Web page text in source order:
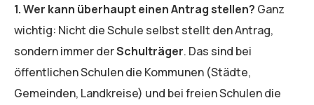
1. Wer kann überhaupt einen Antrag stellen? Ganz
wichtig: Nicht die Schule selbst stellt den Antrag,
sondern immer derSchulträger. Das sind bei
öffentlichen Schulen die Kommunen (Städte,
Gemeinden, Landkreise) und bei freien Schulen die